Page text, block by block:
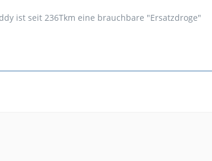
ist seit 236Tkm eine brauchbare "Ersatzdroge"